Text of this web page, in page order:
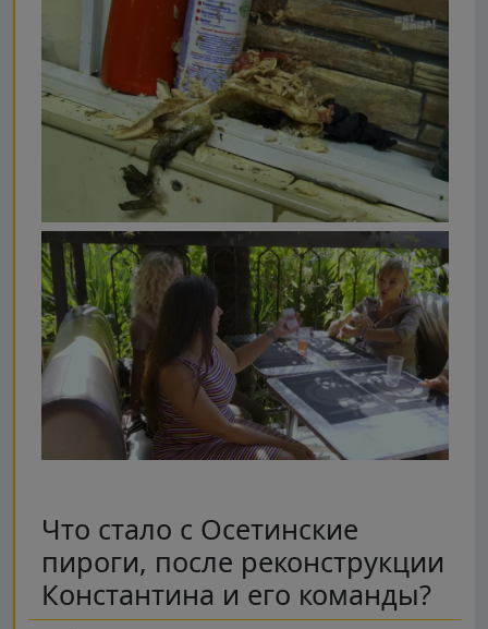
Что стало с Осетинские
пироги, после реконструкции
Константина и его команды?